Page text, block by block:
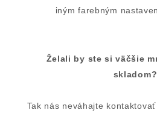
iným farebným
Želali by ste si väčšie
skladom?
Tak nás neváhajte